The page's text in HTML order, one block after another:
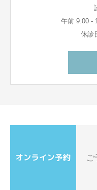
午前 9:00 -
休診
ご